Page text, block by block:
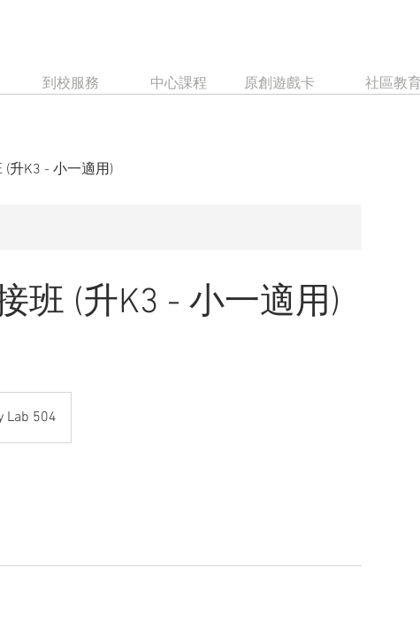
到校服務 中心課程 原創遊戲卡 社區教
(升K3 - 小一適用)
班 (升K3 - 小一適用)
Lab 504